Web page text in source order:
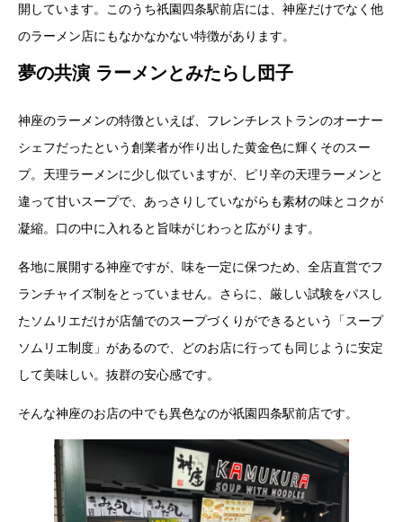
開しています。このうち祇園四条駅前店には、神座だけでなく他
のラーメン店にもなかなかない特徴があります。
夢の共演 ラーメンとみたらし団子
神座のラーメンの特徴といえば、フレンチレストランのオーナー
シェフだったという創業者が作り出した黄金色に輝くそのスー
プ。天理ラーメンに少し似ていますが、ピリ辛の天理ラーメンと
違って甘いスープで、あっさりしていながらも素材の味とコクが
凝縮。口の中に入れると旨味がじわっと広がります。
各地に展開する神座ですが、味を一定に保つため、全店直営でフ
ランチャイズ制をとっていません。さらに、厳しい試験をパスし
たソムリエだけが店舗でのスープづくりができるという「スープ
ソムリエ制度」があるので、どのお店に行っても同じように安定
して美味しい。抜群の安心感です。
そんな神座のお店の中でも異色なのが祇園四条駅前店です。